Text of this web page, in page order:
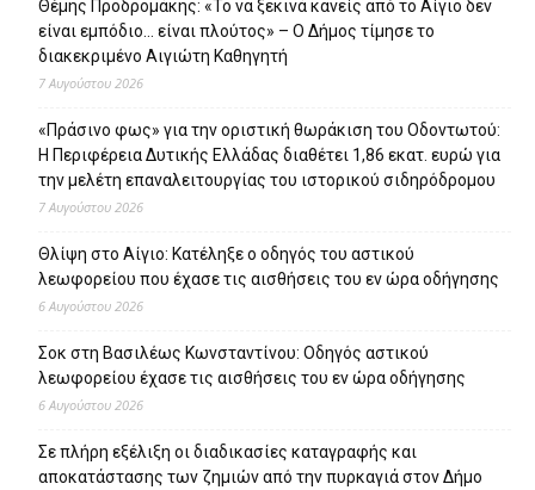
Θέμης Προδρομάκης: «Το να ξεκινά κανείς από το Αίγιο δεν
είναι εμπόδιο… είναι πλούτος» – O Δήμος τίμησε το
διακεκριμένο Αιγιώτη Καθηγητή
7 Αυγούστου 2026
«Πράσινο φως» για την οριστική θωράκιση του Οδοντωτού:
Η Περιφέρεια Δυτικής Ελλάδας διαθέτει 1,86 εκατ. ευρώ για
την μελέτη επαναλειτουργίας του ιστορικού σιδηρόδρομου
7 Αυγούστου 2026
Θλίψη στο Αίγιο: Κατέληξε ο οδηγός του αστικού
λεωφορείου που έχασε τις αισθήσεις του εν ώρα οδήγησης
6 Αυγούστου 2026
Σοκ στη Βασιλέως Κωνσταντίνου: Οδηγός αστικού
λεωφορείου έχασε τις αισθήσεις του εν ώρα οδήγησης
6 Αυγούστου 2026
Σε πλήρη εξέλιξη οι διαδικασίες καταγραφής και
αποκατάστασης των ζημιών από την πυρκαγιά στον Δήμο